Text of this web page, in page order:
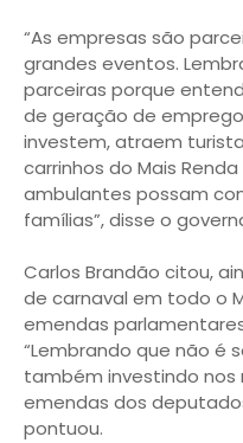
“As empresas são
grandes eventos.
parceiras porque
de geração de
investem, atraem
carrinhos do Mais
ambulantes possam
famílias”, disse o
Carlos Brandão citou,
de carnaval em todo o
emendas
“Lembrando que não é
também investindo nos
emendas dos
pontuou.